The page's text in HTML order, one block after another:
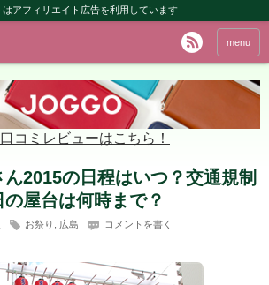
はアフィリエイト広告を利用しています
menu
コミレビューはこちら！
ん2015の日程はいつ？交通規制
屋台は何時まで？
お祭り 広島 コメントを書く